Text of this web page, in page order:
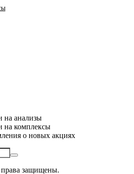
на анализы
на комплексы
о новых акциях
права защищены.